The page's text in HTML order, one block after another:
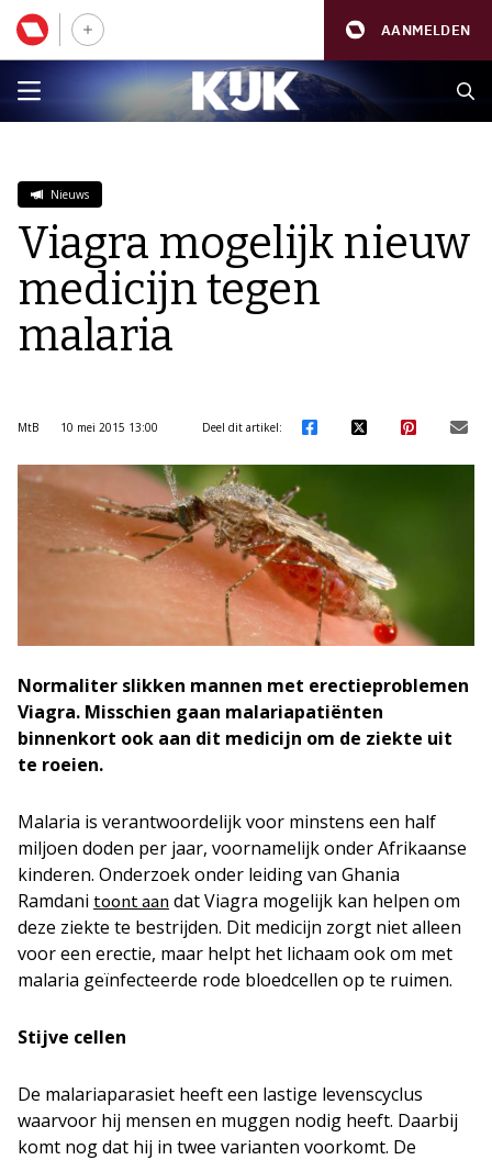
AANMELDEN
Nieuws
Viagra mogelijk nieuw
medicijn tegen
malaria
MtB 10 mei 2015 13:00 Deel dit artikel:
Normaliter slikken mannen met erectieproblemen
Viagra. Misschien gaan malariapatiënten
binnenkort ook aan dit medicijn om de ziekte uit
te roeien.
Malaria is verantwoordelijk voor minstens een half
miljoen doden per jaar, voornamelijk onder Afrikaanse
kinderen. Onderzoek onder leiding van Ghania
Ramdani toont aan dat Viagra mogelijk kan helpen om
deze ziekte te bestrijden. Dit medicijn zorgt niet alleen
voor een erectie, maar helpt het lichaam ook om met
malaria geïnfecteerde rode bloedcellen op te ruimen.
Stijve cellen
De malariaparasiet heeft een lastige levenscyclus
waarvoor hij mensen en muggen nodig heeft. Daarbij
komt nog dat hij in twee varianten voorkomt. De